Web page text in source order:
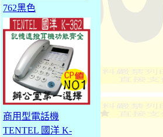
762黑色
商用型電話機
TENTEL 國洋 K-